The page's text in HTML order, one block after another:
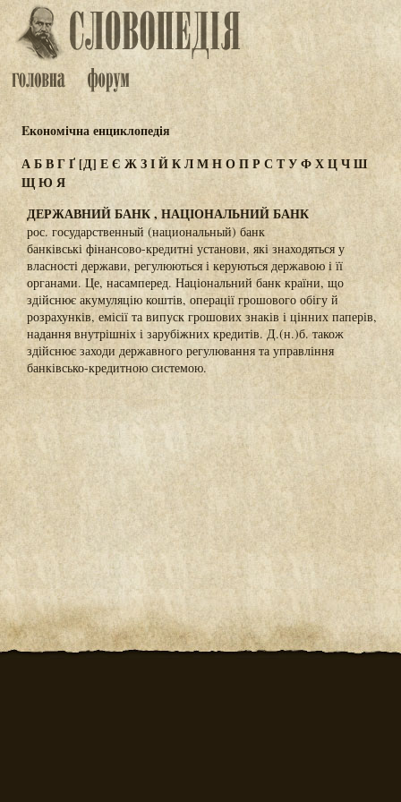
Eкономічна енциклопедія
АБВГҐ[Д] ЕЄ ЖЗІЙКЛМНОПР С ТУФХЦЧШ
ЩЮ Я
ДЕРЖАВНИЙ БАНК , НАЦІОНАЛЬНИЙ БАНК
рос. государственный (национальный) банк
банківські фінансово-кредитні установи, які знаходяться у
власності держави, регулюються і керуються державою і її
органами. Це, насамперед. Національний банк країни, що
здійснює акумуляцію коштів, операції грошового обігу й
розрахунків, емісії та випуск грошових знаків і цінних паперів,
надання внутрішніх і зарубіжних кредитів. Д.(н.)б. також
здійснює заходи державного регулювання та управління
банківсько-кредитною системою.